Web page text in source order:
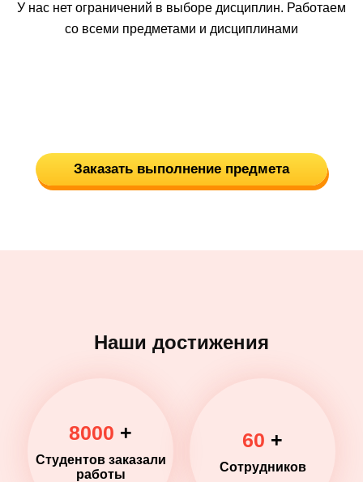
У нас нет ограничений в выборе дисциплин. Работаем
со всеми предметами и дисциплинами
Заказать выполнение предмета
Наши достижения
8000 +
Студентов заказали
работы
60 +
Сотрудников